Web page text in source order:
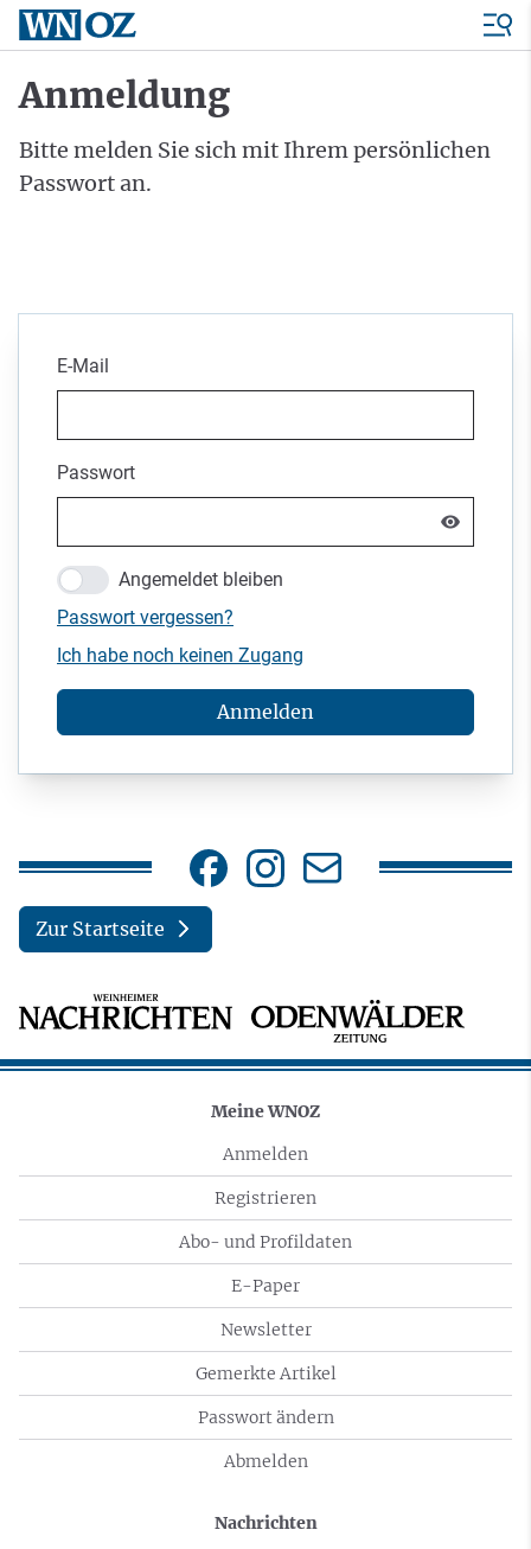
Anmeldung
Bitte melden Sie sich mit Ihrem persönlichen
Passwort an.
E-Mail
Passwort
Angemeldet bleiben
Passwort vergessen?
Ich habe noch keinen Zugang
Anmelden
Zur Startseite
Meine WNOZ
Anmelden
Registrieren
Abo- und Profildaten
E-Paper
Newsletter
Gemerkte Artikel
Passwort ändern
Abmelden
Nachrichten